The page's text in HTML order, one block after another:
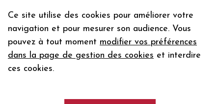
Ce site utilise des cookies pour améliorer votre
navigation et pour mesurer son audience. Vous
pouvez à tout moment modifier vos préférences
dans la page de gestion des cookies et interdire
ces cookies.
DOMAINE MOREAU-NAUDET PETIT
CHABLIS 2020
Votre
email
En m’abonnant, j’accepte de recevoir la newsletter de la